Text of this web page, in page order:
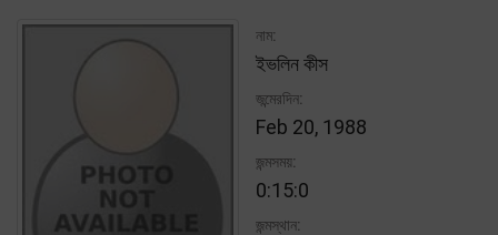
নাম:
ইভলিন কীস
জন্মেরদিন:
Feb 20, 1988
জন্মসময়:
0:15:0
জন্মস্থান: